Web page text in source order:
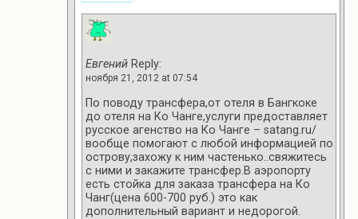
Евгений Reply:
ноября 21, 2012 at 07:54
По поводу трансфера,от отеля в Бангкоке
до отеля на Ко Чанге,услуги предоставляет
русское агенство на Ко Чанге – satang.ru/
вообще помогают с любой информацией по
острову,захожу к ним частенько..свяжитесь
с ними и закажите трансфер.В аэропорту
есть стойка для заказа трансфера на Ко
Чанг(цена 600-700 руб.) это как
дополнительный вариант и недорогой.